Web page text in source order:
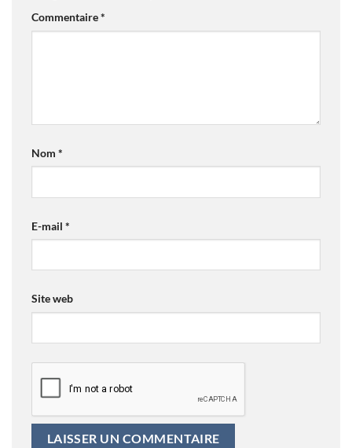
Commentaire*
Nom *
E-mail *
Site web